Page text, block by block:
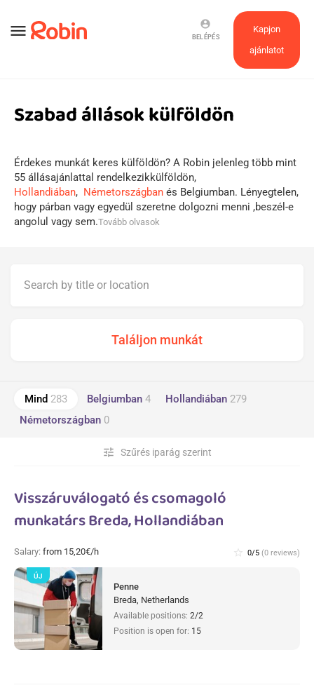
menu
Kapjon
ajánlatot
account_circle
BELÉPÉS
Szabad állások külföldön
Érdekes munkát keres külföldön? A Robin jelenleg több mint
55 állásajánlattal rendelkezikkülföldön,
Hollandiában, Németországban és Belgiumban. Lényegtelen,
hogy párban vagy egyedül szeretne dolgozni menni ,beszél-e
angolul vagy sem.Tovább olvasok
Mind 283 Belgiumban 4 Hollandiában 279
Németországban 0
Szűrés iparág szerint
tune
Visszáruválogató és csomagoló
munkatárs Breda, Hollandiában
Salary: from 15,20€/h star_border 0/5 (0 reviews)
Penne
Breda, Netherlands
Available positions: 2/2
Position is open for: 15
ÚJ